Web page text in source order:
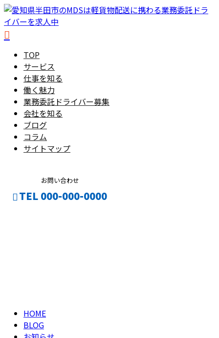
TOP
サービス
仕事を知る
働く魅力
業務委託ドライバー募集
会社を知る
ブログ
コラム
サイトマップ
お問い合わせ
TEL 000-000-0000
HOME
BLOG